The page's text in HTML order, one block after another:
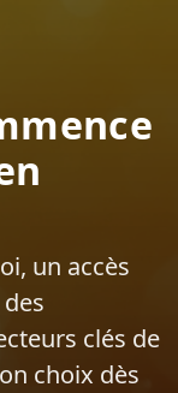
un accès
clés de
choix dès